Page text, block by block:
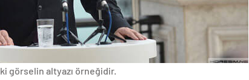
ki görselin altyazı örneğidir.